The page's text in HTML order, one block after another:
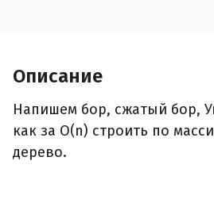
Описание
Напишем бор, сжатый бор,
как за O(n) строить по
дерево.